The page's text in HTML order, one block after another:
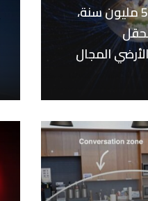
منذ حوالي 590 مليون سنة،
المجال
على…